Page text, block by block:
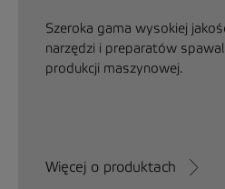
Szeroka gama wysokiej
narzędzi i preparatów
produkcji maszynowej.
Więcej o produktach